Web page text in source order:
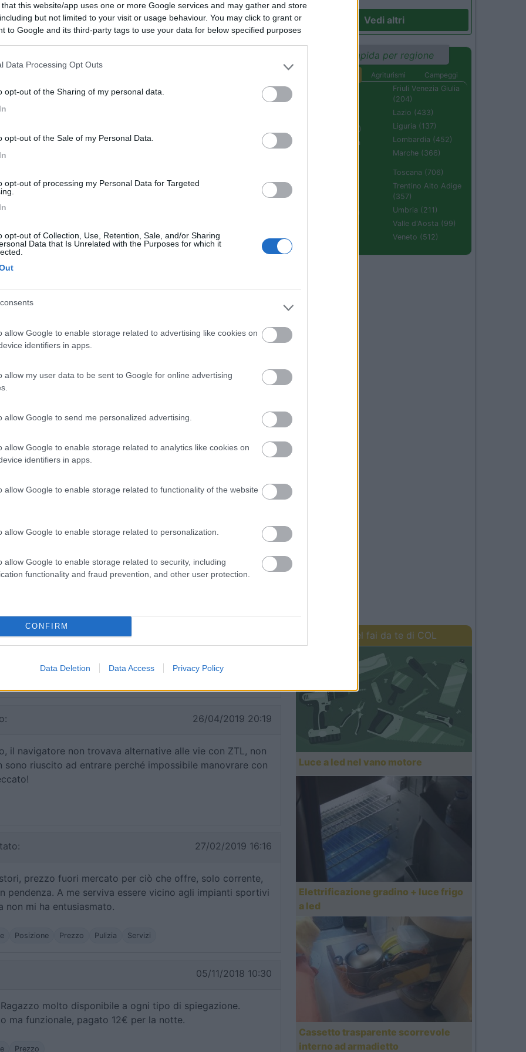
that this website/app uses one or more Google services and may gather and store
but not limited to your visit or usage behaviour. You may click to grant or
to Google and its third-party tags to use your data for below specified purposes
Data Processing Opt Outs
opt-out of the Sharing of my personal data.
opt-out of the Sale of my Personal Data.
opt-out of processing my Personal Data for Targeted
opt-out of Collection, Use, Retention, Sale, and/or Sharing
Data that Is Unrelated with the Purposes for which it
allow Google to enable storage related to advertising like cookies on
identifiers in apps.
allow my user data to be sent to Google for online advertising
allow Google to send me personalized advertising.
allow Google to enable storage related to analytics like cookies on
identifiers in apps.
allow Google to enable storage related to functionality of the website
allow Google to enable storage related to personalization.
allow Google to enable storage related to security, including
functionality and fraud prevention, and other user protection.
CONFIRM
Data Deletion Data Access Privacy Policy
22/11/2025 9:54
entrare a causa della ZTL e cartello fino a 2,5 T in via
trova alternative. Ho dovuto desistere. La struttura
si possono fare senza problemi, peccato.
pó stretto e pochi posti. Proprietario disponibile.
ma nulla di più
durante tutta la giornata e nessuna risposta (a volte mi è
proprio...
visitare Montecatini. Accessibilità non semplicissima!
luce, per approvvigionamento acqua bisogna chiedere,
indicato dal gestore...
26/04/2019 20:19
il navigatore non trovava alternative alle vie con ZTL, non
sono riuscito ad entrare perché impossibile manovrare con
27/02/2019 16:16
prezzo fuori mercato per ciò che offre, solo corrente,
pendenza. A me serviva essere vicino agli impianti sportivi
non mi ha entusiasmato.
Posizione Prezzo Pulizia Servizi
05/11/2018 10:30
molto disponibile a ogni tipo di spiegazione.
ma funzionale, pagato 12€ per la notte.
Prezzo
Vedi altri
Ricerca rapida per regione
Agriturismi
Campeggi
Campania (236)
Emilia Romagna
Friuli Venezia Giulia
(204)
Lazio (433)
Liguria (137)
Lombardia (452)
Marche (366)
Sardegna (336)
Toscana (706)
Trentino Alto Adige
(357)
Umbria (211)
Valle d'Aosta (99)
Veneto (512)
I lavori del fai da te di COL
Luce a led nel vano motore
Elettrificazione gradino + luce frigo
a led
Cassetto trasparente scorrevole
interno ad armadietto